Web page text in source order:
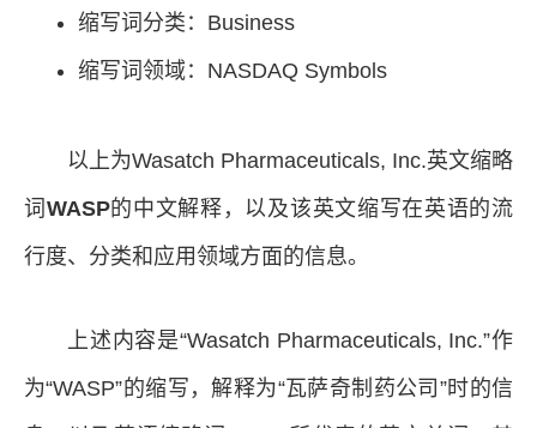
缩写词分类：Business
缩写词领域：NASDAQ Symbols
以上为Wasatch Pharmaceuticals, Inc.英文缩略
词 WASP的中文解释，以及该英文缩写在英语的流
行度、分类和应用领域方面的信息。
上述内容是“Wasatch Pharmaceuticals, Inc.”作
为“WASP”的缩写，解释为“瓦萨奇制药公司”时的信